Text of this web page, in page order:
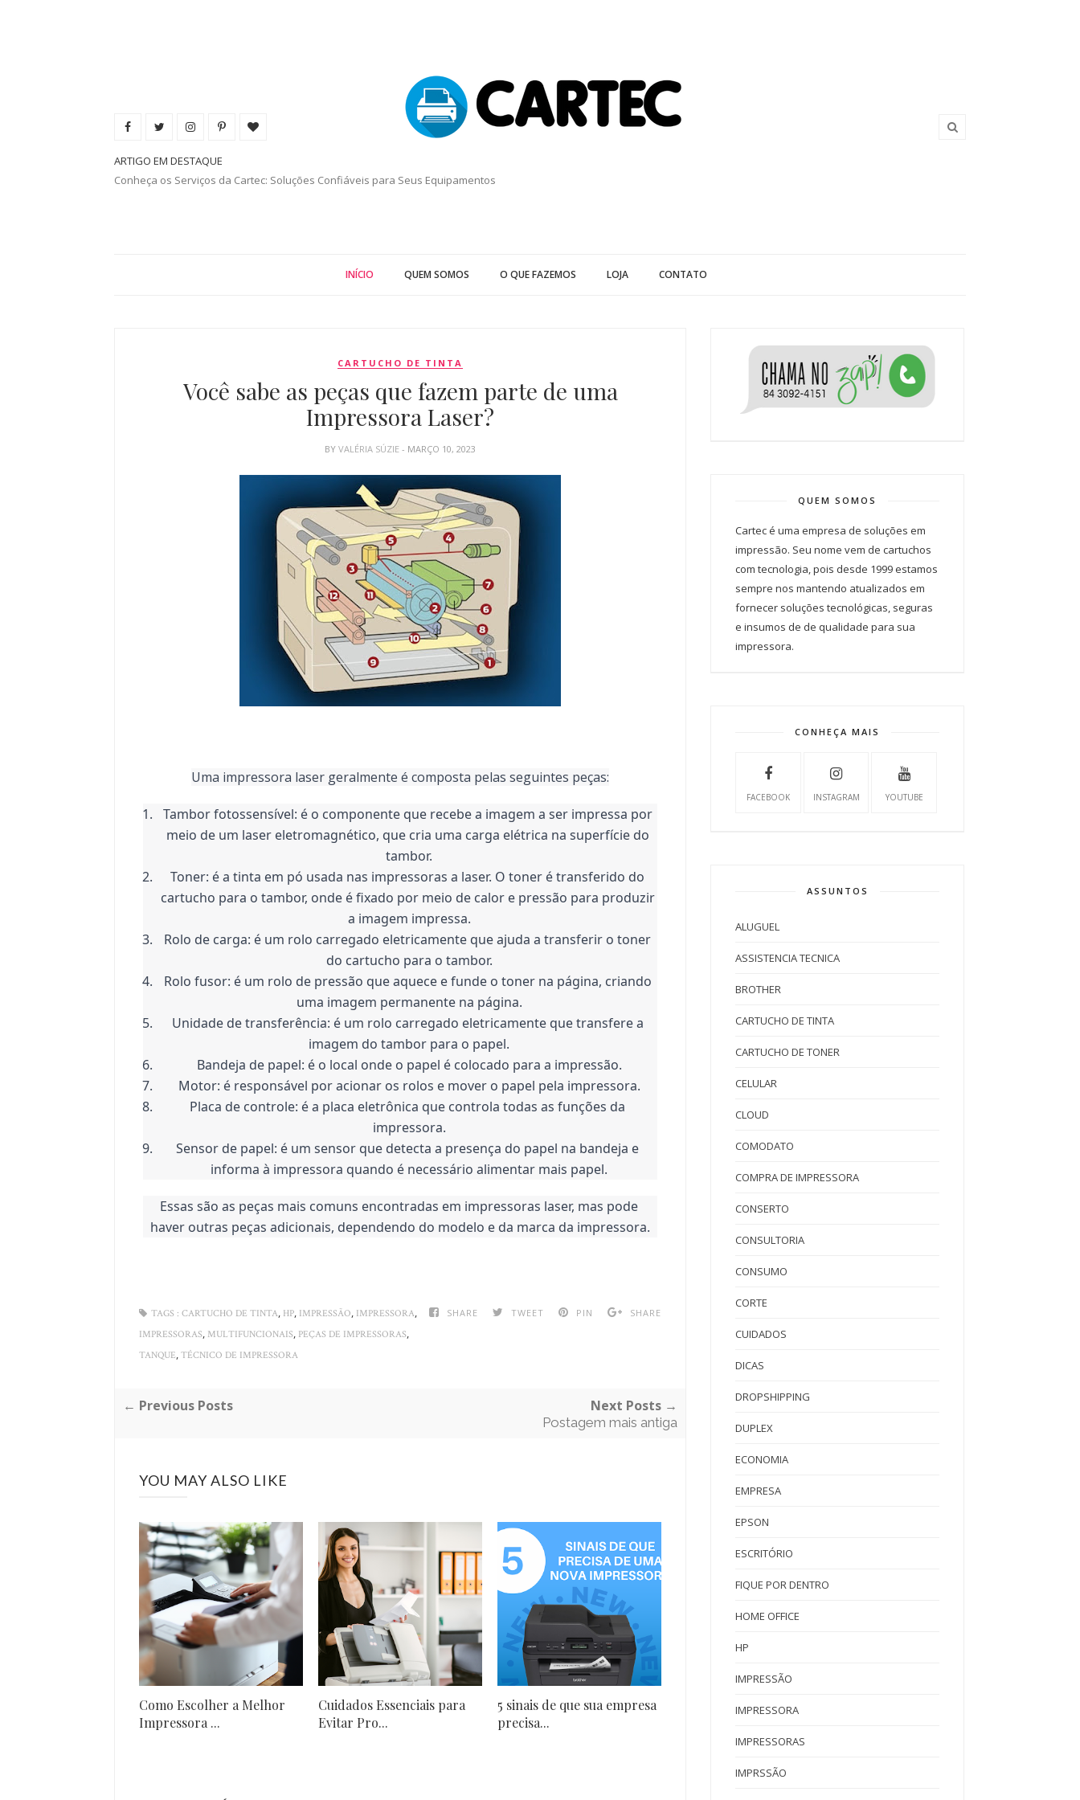
ARTIGO EM DESTAQUE
Conheça os Serviços da Cartec: Soluções Confiáveis para Seus Equipamentos
INÍCIO QUEM SOMOS O QUE FAZEMOS LOJA CONTATO
CARTUCHO DE TINTA
Você sabe as peças que fazem parte de uma
Impressora Laser?
BYVALÉRIA SÚZIE- MARÇO 10, 2023
Uma impressora laser geralmente é composta pelas seguintes peças:
Tambor fotossensível: é o componente que recebe a imagem a ser impressa por
meio de um laser eletromagnético, que cria uma carga elétrica na superfície do
tambor.
Toner: é a tinta em pó usada nas impressoras a laser. O toner é transferido do
cartucho para o tambor, onde é fixado por meio de calor e pressão para produzir
a imagem impressa.
Rolo de carga: é um rolo carregado eletricamente que ajuda a transferir o toner
do cartucho para o tambor.
Rolo fusor: é um rolo de pressão que aquece e funde o toner na página, criando
uma imagem permanente na página.
Unidade de transferência: é um rolo carregado eletricamente que transfere a
imagem do tambor para o papel.
Bandeja de papel: é o local onde o papel é colocado para a impressão.
Motor: é responsável por acionar os rolos e mover o papel pela impressora.
Placa de controle: é a placa eletrônica que controla todas as funções da
impressora.
Sensor de papel: é um sensor que detecta a presença do papel na bandeja e
informa à impressora quando é necessário alimentar mais papel.
Essas são as peças mais comuns encontradas em impressoras laser, mas pode
haver outras peças adicionais, dependendo do modelo e da marca da impressora.
SHARE TWEET PIN SHARE
TAGS : CARTUCHO DE TINTA, HP, IMPRESSÃO, IMPRESSORA,
IMPRESSORAS, MULTIFUNCIONAIS, PEÇAS DE IMPRESSORAS,
TANQUE, TÉCNICO DE IMPRESSORA
← Previous Posts Next Posts →
Postagem mais antiga
YOU MAY ALSO LIKE
Como Escolher a Melhor
Impressora ...
Cuidados Essenciais para
Evitar Pro...
5 sinais de que sua empresa
precisa...
QUEM SOMOS
Cartec é uma empresa de soluções em
impressão. Seu nome vem de cartuchos
com tecnologia, pois desde 1999 estamos
sempre nos mantendo atualizados em
fornecer soluções tecnológicas, seguras
e insumos de de qualidade para sua
impressora.
CONHEÇA MAIS
FACEBOOK INSTAGRAM YOUTUBE
ASSUNTOS
ALUGUEL
ASSISTENCIA TECNICA
BROTHER
CARTUCHO DE TINTA
CARTUCHO DE TONER
CELULAR
CLOUD
COMODATO
COMPRA DE IMPRESSORA
CONSERTO
CONSULTORIA
CONSUMO
CORTE
CUIDADOS
DICAS
DROPSHIPPING
DUPLEX
ECONOMIA
EMPRESA
EPSON
ESCRITÓRIO
FIQUE POR DENTRO
HOME OFFICE
HP
IMPRESSÃO
IMPRESSORA
IMPRESSORAS
IMPRSSÃO